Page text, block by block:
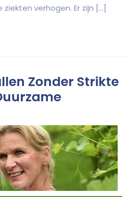
verhogen. Er zijn […]
Zonder Strikte